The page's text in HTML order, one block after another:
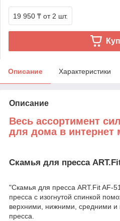
19 950 ₸ от 2 шт.
Описание Характеристики
Описание
Весь ассортимент
для дома в интернет
Скамья для пресса
"Скамья для пресса ART.Fit AF-
пресса с изогнутой спинкой
верхними, нижними, средними
пресса.